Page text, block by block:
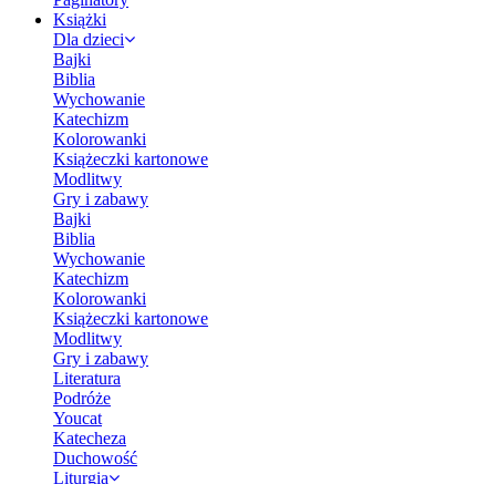
Książki
Dla dzieci
Bajki
Biblia
Wychowanie
Katechizm
Kolorowanki
Książeczki kartonowe
Modlitwy
Gry i zabawy
Bajki
Biblia
Wychowanie
Katechizm
Kolorowanki
Książeczki kartonowe
Modlitwy
Gry i zabawy
Literatura
Podróże
Youcat
Katecheza
Duchowość
Liturgia